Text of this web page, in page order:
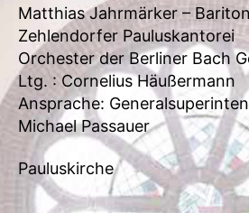
Matthias Jahrmärker –
Zehlendorfer Pauluskantorei
Orchester der Berliner Bach
Ltg. : Cornelius Häußermann
Ansprache:
Michael Passauer
Pauluskirche